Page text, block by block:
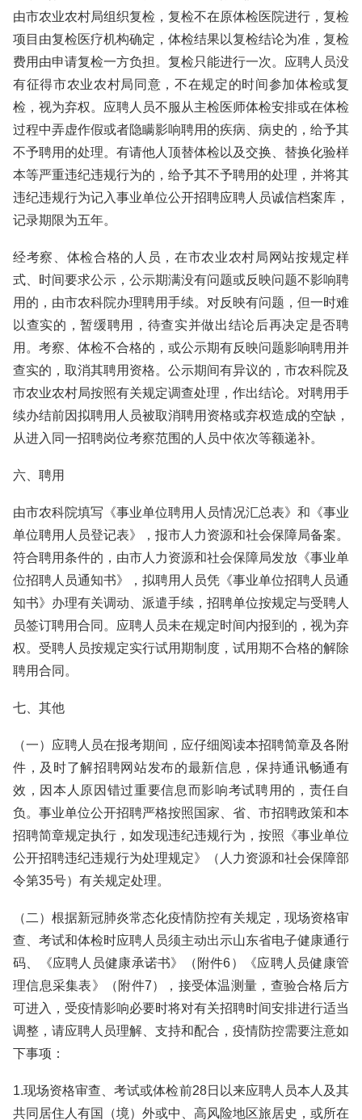
由市农业农村局组织复检，复检不在原体检医院进行，复检
项目由复检医疗机构确定，体检结果以复检结论为准，复检
费用由申请复检一方负担。复检只能进行一次。应聘人员没
有征得市农业农村局同意，不在规定的时间参加体检或复
检，视为弃权。应聘人员不服从主检医师体检安排或在体检
过程中弄虚作假或者隐瞒影响聘用的疾病、病史的，给予其
不予聘用的处理。有请他人顶替体检以及交换、替换化验样
本等严重违纪违规行为的，给予其不予聘用的处理，并将其
违纪违规行为记入事业单位公开招聘应聘人员诚信档案库，
记录期限为五年。
经考察、体检合格的人员，在市农业农村局网站按规定样
式、时间要求公示，公示期满没有问题或反映问题不影响聘
用的，由市农科院办理聘用手续。对反映有问题，但一时难
以查实的，暂缓聘用，待查实并做出结论后再决定是否聘
用。考察、体检不合格的，或公示期有反映问题影响聘用并
查实的，取消其聘用资格。公示期间有异议的，市农科院及
市农业农村局按照有关规定调查处理，作出结论。对聘用手
续办结前因拟聘用人员被取消聘用资格或弃权造成的空缺，
从进入同一招聘岗位考察范围的人员中依次等额递补。
六、聘用
由市农科院填写《事业单位聘用人员情况汇总表》和《事业
单位聘用人员登记表》，报市人力资源和社会保障局备案。
符合聘用条件的，由市人力资源和社会保障局发放《事业单
位招聘人员通知书》，拟聘用人员凭《事业单位招聘人员通
知书》办理有关调动、派遣手续，招聘单位按规定与受聘人
员签订聘用合同。应聘人员未在规定时间内报到的，视为弃
权。受聘人员按规定实行试用期制度，试用期不合格的解除
聘用合同。
七、其他
（一）应聘人员在报考期间，应仔细阅读本招聘简章及各附
件，及时了解招聘网站发布的最新信息，保持通讯畅通有
效，因本人原因错过重要信息而影响考试聘用的，责任自
负。事业单位公开招聘严格按照国家、省、市招聘政策和本
招聘简章规定执行，如发现违纪违规行为，按照《事业单位
公开招聘违纪违规行为处理规定》（人力资源和社会保障部
令第35号）有关规定处理。
（二）根据新冠肺炎常态化疫情防控有关规定，现场资格审
查、考试和体检时应聘人员须主动出示山东省电子健康通行
码、《应聘人员健康承诺书》（附件6）《应聘人员健康管
理信息采集表》（附件7），接受体温测量，查验合格后方
可进入，受疫情影响必要时将对有关招聘时间安排进行适当
调整，请应聘人员理解、支持和配合，疫情防控需要注意如
下事项：
1.现场资格审查、考试或体检前28日以来应聘人员本人及其
共同居住人有国（境）外或中、高风险地区旅居史，或所在